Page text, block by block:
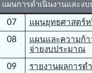
แผนการดำเนินงานและง
07 แผนยุทธศาสตร์
08
แผนและความก้
จ่ายงบประมาณ
09 รายงานผลการด